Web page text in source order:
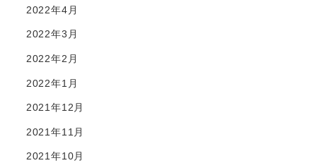
2022年4月
2022年3月
2022年2月
2022年1月
2021年12月
2021年11月
2021年10月